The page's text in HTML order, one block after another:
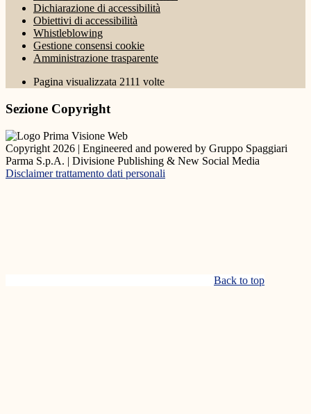
Dichiarazione di accessibilità
Obiettivi di accessibilità
Whistleblowing
Gestione consensi cookie
Amministrazione trasparente
Pagina visualizzata 2111 volte
Sezione Copyright
Copyright 2026 | Engineered and powered by Gruppo Spaggiari
Parma S.p.A. | Divisione Publishing & New Social Media
Disclaimer trattamento dati personali
Back to top